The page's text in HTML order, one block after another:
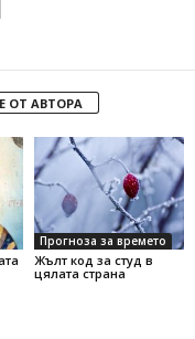
ОТ АВТОРА
Прогноза за времето
Жълт код за студ в
цялата страна